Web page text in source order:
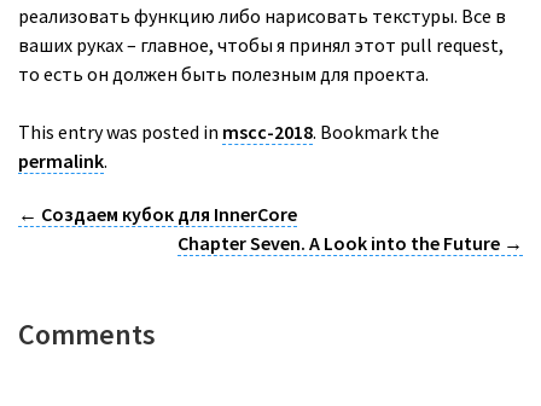
реализовать функцию либо нарисовать текстуры. Все в
ваших руках – главное, чтобы я принял этот pull request,
то есть он должен быть полезным для проекта.
This entry was posted in mscc-2018. Bookmark the
permalink.
← Создаем кубок для InnerCore
Chapter Seven. A Look into the Future →
Comments